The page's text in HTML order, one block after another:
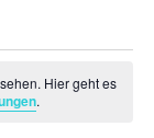
Hier geht es
.